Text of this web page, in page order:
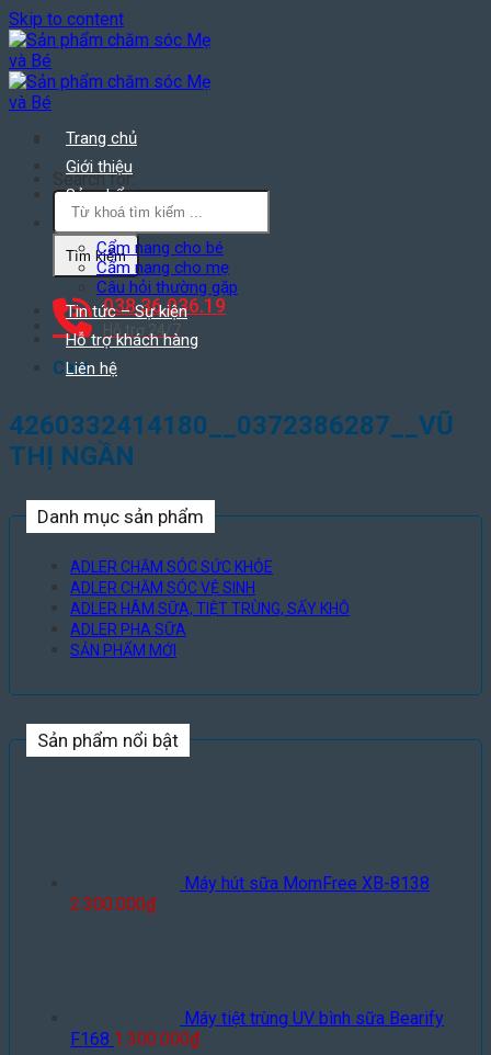
Skip to content
Search for:
038.36.036.19
Hỗ trợ 24/7
Cart
Trang chủ
Giới thiệu
Sản phẩm
Kiến thức hữu ích
Cẩm nang cho bé
Cẩm nang cho mẹ
Câu hỏi thường gặp
Tin tức – Sự kiện
Hỗ trợ khách hàng
Liên hệ
4260332414180__0372386287__VŨ
THỊ NGẦN
Danh mục sản phẩm
ADLER CHĂM SÓC SỨC KHỎE
ADLER CHĂM SÓC VỆ SINH
ADLER HÂM SỮA, TIỆT TRÙNG, SẤY KHÔ
ADLER PHA SỮA
SẢN PHẨM MỚI
Sản phẩm nổi bật
Máy hút sữa MomFree XB-8138
2.300.000₫
Máy tiệt trùng UV bình sữa Bearify
F168 1.300.000₫